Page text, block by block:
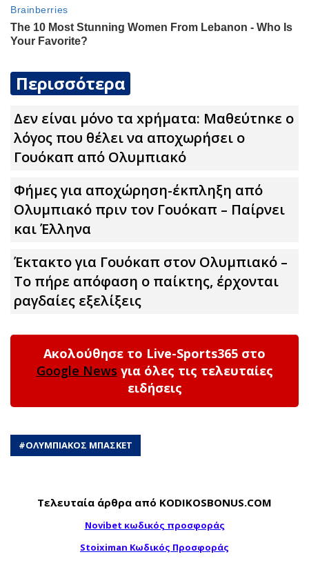
Περισσότερα
Δεν είναι μόνο τα xpήματα: Μαθεύτnκε ο
λόγος που θέλει να αποχωρήσει ο
Γουόκαπ από Ολυμπιακό
Φήμες για αποχώρηση-έκπληξη από
Ολυμπιακό πριν τον Γουόκαπ – Παίρνει
και Έλληνα
Έκτακτο για Γουόκαπ στον Ολυμπιακό –
Το πήρε απόφαση ο παίκτης, έρχονται
ραγδαίες εξελίξεις
Ακολούθησε το Live-Sports365 στο
Google News για όλες τις τελευταίες
ειδήσεις
#ΟΛΥΜΠΙΑΚΟΣ ΜΠΑΣΚΕΤ
Τελευταία άρθρα από KODIKOSBONUS.COM
Novibet κωδικός προσφοράς
Stoiximan Κωδικός Προσφοράς